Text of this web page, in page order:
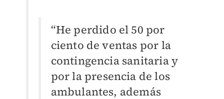
“He perdido el 50 por
ciento de ventas por la
contingencia sanitaria y
por la presencia de los
ambulantes, además